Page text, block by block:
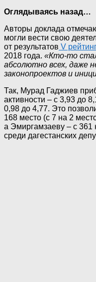
Оглядываясь назад…
Авторы доклада
могли вести свою
от результатов V
2018 года. «Кто-то
абсолютно всех, даже
законопроектов и
Так, Мурад Гаджиев
активности – с 3,93 до
0,98 до 4,77. Это
168 место (с 7 на 2
а Эмиргамзаеву – с 361
среди дагестанских